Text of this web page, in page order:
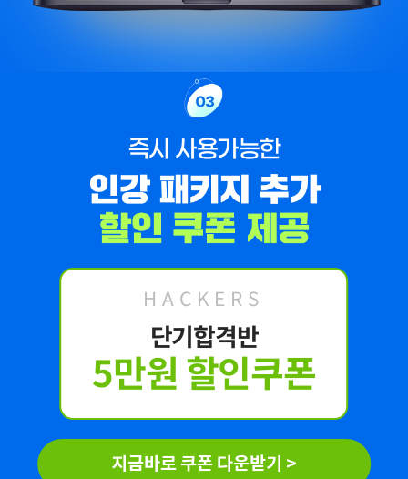
HACKERS
단기합격반
5만원 할인쿠폰
지금바로 쿠폰 다운받기 >
해커스 강의는 타 학원
실무 강의와 달리 문제와
자료를 밀도있게
해커스에서 시작했으면
더 빨리 합격하지
않았을까 생각하고,
주변 분들에게도
감정평가사 시작은
해커스에서 하라고
추천합니다.